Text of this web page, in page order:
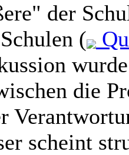
der
(
die
scheint